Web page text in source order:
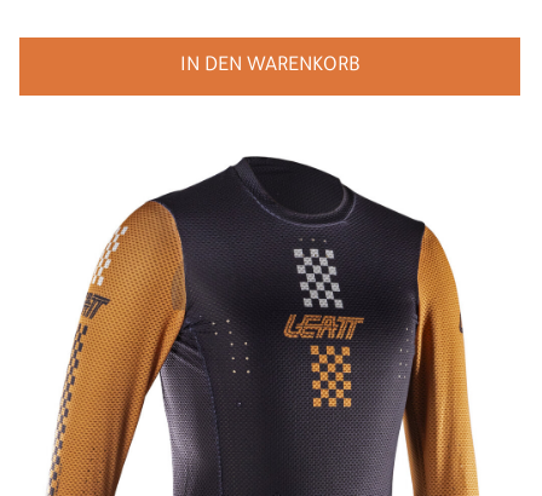
IN DEN WARENKORB